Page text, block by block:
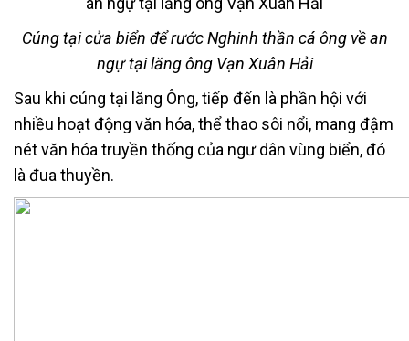
Cúng tại cửa biển để rước Nghinh thần cá ông về an
ngự tại lăng ông Vạn Xuân Hải
Sau khi cúng tại lăng Ông, tiếp đến là phần hội với
nhiều hoạt động văn hóa, thể thao sôi nổi, mang đậm
nét văn hóa truyền thống của ngư dân vùng biển, đó
là đua thuyền.